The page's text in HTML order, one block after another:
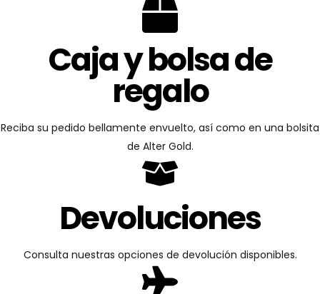
Caja y bolsa de
regalo
Reciba su pedido bellamente envuelto, así como en una bolsita
de Alter Gold.
Devoluciones
Consulta nuestras opciones de devolución disponibles.